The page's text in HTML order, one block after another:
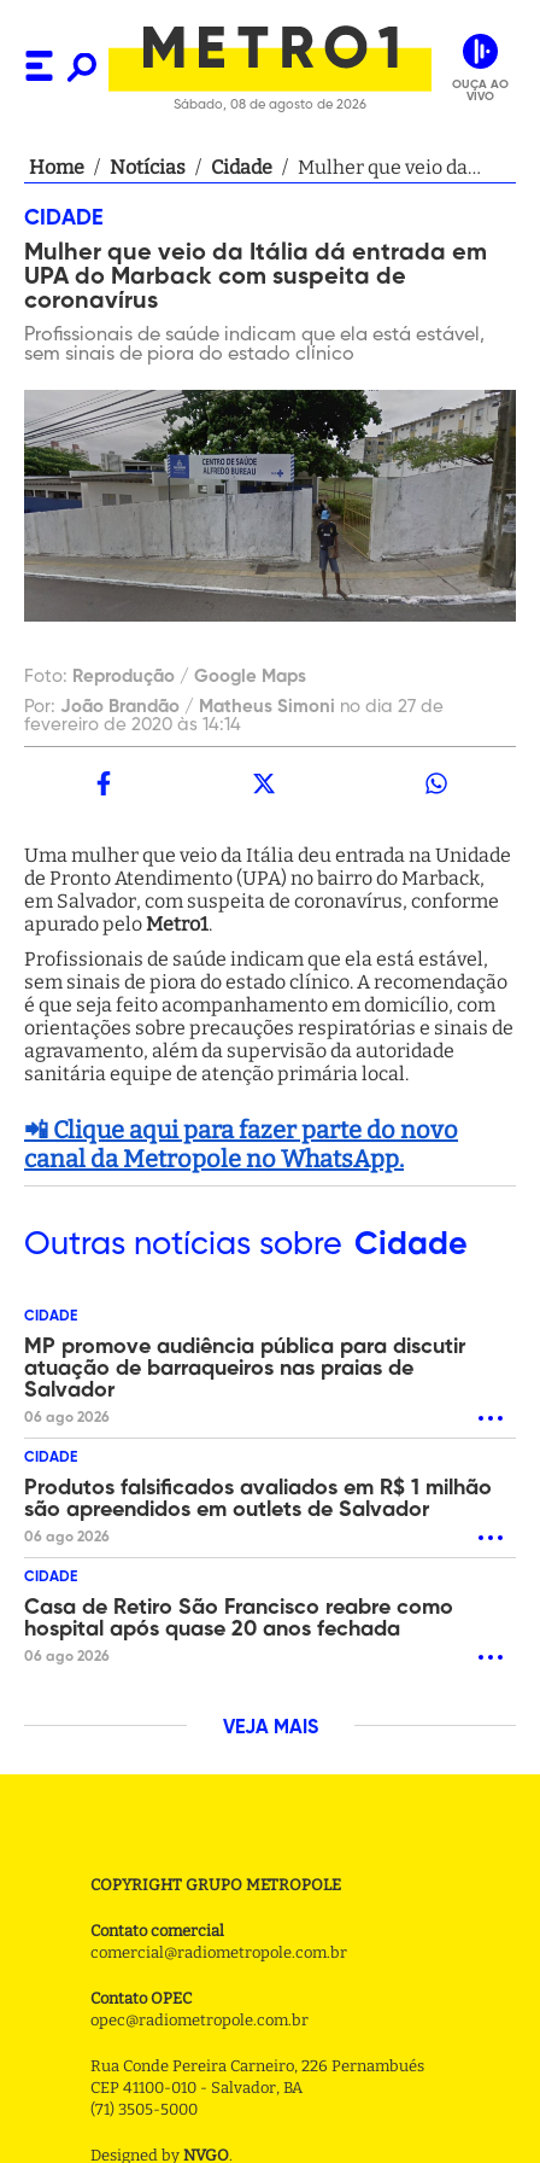
Sábado, 08 de agosto de 2026
OUÇA AO
VIVO
Home / Notícias / Cidade / Mulher que veio da
suspeita de
coronavírus
CIDADE
Mulher que veio da Itália dá entrada em
UPA do Marback com suspeita de
coronavírus
Profissionais de saúde indicam que ela está estável,
sem sinais de piora do estado clínico
Foto: Reprodução / Google Maps
Por: João Brandão / Matheus Simoni no dia 27 de
fevereiro de 2020 às 14:14
Uma mulher que veio da Itália deu entrada na Unidade
de Pronto Atendimento (UPA) no bairro do Marback,
em Salvador, com suspeita de coronavírus, conforme
apurado peloMetro1.
Profissionais de saúde indicam que ela está estável,
sem sinais de piora do estado clínico. A recomendação
é que seja feito acompanhamento em domicílio, com
orientações sobre precauções respiratórias e sinais de
agravamento, além da supervisão da autoridade
sanitária equipe de atenção primária local.
📲 Clique aqui para fazer parte do novo
canal da Metropole no WhatsApp.
Outras notícias sobre Cidade
CIDADE
MP promove audiência pública para discutir
atuação de barraqueiros nas praias de
Salvador
06 ago 2026
CIDADE
Produtos falsificados avaliados em R$ 1 milhão
são apreendidos em outlets de Salvador
06 ago 2026
CIDADE
Casa de Retiro São Francisco reabre como
hospital após quase 20 anos fechada
06 ago 2026
VEJA MAIS
COPYRIGHT GRUPO METROPOLE
Contato comercial
comercial@radiometropole.com.br
Contato OPEC
opec@radiometropole.com.br
Rua Conde Pereira Carneiro, 226 Pernambués
CEP 41100-010 - Salvador, BA
(71) 3505-5000
Designed by NVGO.